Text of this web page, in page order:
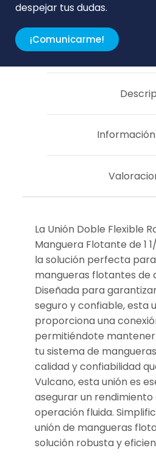
despejar tus dudas.
¡Comunicarme!
La Unión Doble Flexible
Manguera Flotante de 1
la solución perfecta
mangueras flotantes de
Diseñada para
seguro y confiable, esta
proporciona una
permitiéndote
tu sistema de
calidad y confiabilidad
Vulcano, esta unión es
asegurar un
operación fluida.
unión de mangueras
solución robusta y